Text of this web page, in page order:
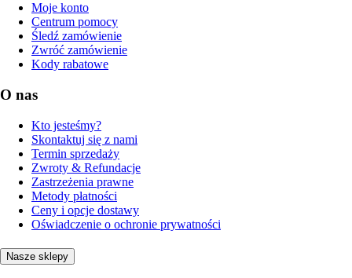
Moje konto
Centrum pomocy
Śledź zamówienie
Zwróć zamówienie
Kody rabatowe
O nas
Kto jesteśmy?
Skontaktuj się z nami
Termin sprzedaży
Zwroty & Refundacje
Zastrzeżenia prawne
Metody płatności
Ceny i opcje dostawy
Oświadczenie o ochronie prywatności
Nasze sklepy